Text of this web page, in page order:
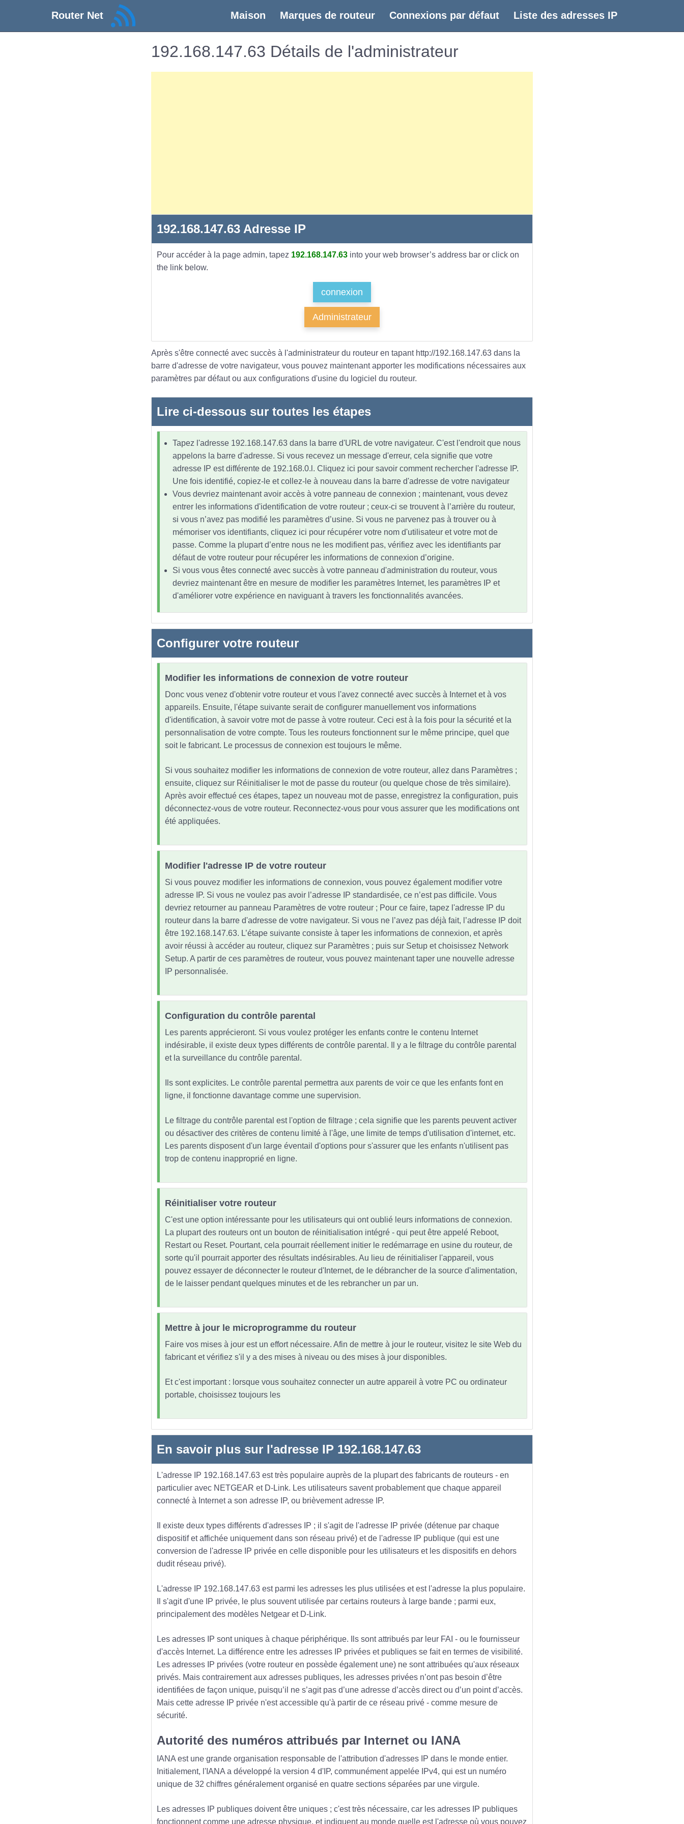
Router Net Maison (current)
Marques de routeur Connexions par défaut Liste des adresses IP
192.168.147.63 Détails de l'administrateur
192.168.147.63 Adresse IP
Pour accéder à la page admin, tapez 192.168.147.63 into your web browser’s address bar or click on
the link below.
connexion
Administrateur
Après s'être connecté avec succès à l'administrateur du routeur en tapant http://192.168.147.63 dans la
barre d'adresse de votre navigateur, vous pouvez maintenant apporter les modifications nécessaires aux
paramètres par défaut ou aux configurations d'usine du logiciel du routeur.
Lire ci-dessous sur toutes les étapes
Tapez l'adresse 192.168.147.63 dans la barre d'URL de votre navigateur. C'est l'endroit que nous
appelons la barre d'adresse. Si vous recevez un message d'erreur, cela signifie que votre
adresse IP est différente de 192.168.0.l. Cliquez ici pour savoir comment rechercher l'adresse IP.
Une fois identifié, copiez-le et collez-le à nouveau dans la barre d'adresse de votre navigateur
Vous devriez maintenant avoir accès à votre panneau de connexion ; maintenant, vous devez
entrer les informations d'identification de votre routeur ; ceux-ci se trouvent à l’arrière du routeur,
si vous n’avez pas modifié les paramètres d’usine. Si vous ne parvenez pas à trouver ou à
mémoriser vos identifiants, cliquez ici pour récupérer votre nom d'utilisateur et votre mot de
passe. Comme la plupart d’entre nous ne les modifient pas, vérifiez avec les identifiants par
défaut de votre routeur pour récupérer les informations de connexion d’origine.
Si vous vous êtes connecté avec succès à votre panneau d'administration du routeur, vous
devriez maintenant être en mesure de modifier les paramètres Internet, les paramètres IP et
d'améliorer votre expérience en naviguant à travers les fonctionnalités avancées.
Configurer votre routeur
Modifier les informations de connexion de votre routeur
Donc vous venez d'obtenir votre routeur et vous l'avez connecté avec succès à Internet et à vos
appareils. Ensuite, l'étape suivante serait de configurer manuellement vos informations
d'identification, à savoir votre mot de passe à votre routeur. Ceci est à la fois pour la sécurité et la
personnalisation de votre compte. Tous les routeurs fonctionnent sur le même principe, quel que
soit le fabricant. Le processus de connexion est toujours le même.
Si vous souhaitez modifier les informations de connexion de votre routeur, allez dans Paramètres ;
ensuite, cliquez sur Réinitialiser le mot de passe du routeur (ou quelque chose de très similaire).
Après avoir effectué ces étapes, tapez un nouveau mot de passe, enregistrez la configuration, puis
déconnectez-vous de votre routeur. Reconnectez-vous pour vous assurer que les modifications ont
été appliquées.
Modifier l'adresse IP de votre routeur
Si vous pouvez modifier les informations de connexion, vous pouvez également modifier votre
adresse IP. Si vous ne voulez pas avoir l’adresse IP standardisée, ce n’est pas difficile. Vous
devriez retourner au panneau Paramètres de votre routeur ; Pour ce faire, tapez l'adresse IP du
routeur dans la barre d'adresse de votre navigateur. Si vous ne l’avez pas déjà fait, l’adresse IP doit
être 192.168.147.63. L’étape suivante consiste à taper les informations de connexion, et après
avoir réussi à accéder au routeur, cliquez sur Paramètres ; puis sur Setup et choisissez Network
Setup. A partir de ces paramètres de routeur, vous pouvez maintenant taper une nouvelle adresse
IP personnalisée.
Configuration du contrôle parental
Les parents apprécieront. Si vous voulez protéger les enfants contre le contenu Internet
indésirable, il existe deux types différents de contrôle parental. Il y a le filtrage du contrôle parental
et la surveillance du contrôle parental.
Ils sont explicites. Le contrôle parental permettra aux parents de voir ce que les enfants font en
ligne, il fonctionne davantage comme une supervision.
Le filtrage du contrôle parental est l'option de filtrage ; cela signifie que les parents peuvent activer
ou désactiver des critères de contenu limité à l'âge, une limite de temps d'utilisation d'internet, etc.
Les parents disposent d'un large éventail d'options pour s'assurer que les enfants n'utilisent pas
trop de contenu inapproprié en ligne.
Réinitialiser votre routeur
C'est une option intéressante pour les utilisateurs qui ont oublié leurs informations de connexion.
La plupart des routeurs ont un bouton de réinitialisation intégré - qui peut être appelé Reboot,
Restart ou Reset. Pourtant, cela pourrait réellement initier le redémarrage en usine du routeur, de
sorte qu'il pourrait apporter des résultats indésirables. Au lieu de réinitialiser l'appareil, vous
pouvez essayer de déconnecter le routeur d'Internet, de le débrancher de la source d'alimentation,
de le laisser pendant quelques minutes et de les rebrancher un par un.
Mettre à jour le microprogramme du routeur
Faire vos mises à jour est un effort nécessaire. Afin de mettre à jour le routeur, visitez le site Web du
fabricant et vérifiez s'il y a des mises à niveau ou des mises à jour disponibles.
Et c'est important : lorsque vous souhaitez connecter un autre appareil à votre PC ou ordinateur
portable, choisissez toujours les
En savoir plus sur l'adresse IP 192.168.147.63
L'adresse IP 192.168.147.63 est très populaire auprès de la plupart des fabricants de routeurs - en
particulier avec NETGEAR et D-Link. Les utilisateurs savent probablement que chaque appareil
connecté à Internet a son adresse IP, ou brièvement adresse IP.
Il existe deux types différents d'adresses IP ; il s'agit de l'adresse IP privée (détenue par chaque
dispositif et affichée uniquement dans son réseau privé) et de l'adresse IP publique (qui est une
conversion de l'adresse IP privée en celle disponible pour les utilisateurs et les dispositifs en dehors
dudit réseau privé).
L'adresse IP 192.168.147.63 est parmi les adresses les plus utilisées et est l'adresse la plus populaire.
Il s'agit d'une IP privée, le plus souvent utilisée par certains routeurs à large bande ; parmi eux,
principalement des modèles Netgear et D-Link.
Les adresses IP sont uniques à chaque périphérique. Ils sont attribués par leur FAI - ou le fournisseur
d'accès Internet. La différence entre les adresses IP privées et publiques se fait en termes de visibilité.
Les adresses IP privées (votre routeur en possède également une) ne sont attribuées qu'aux réseaux
privés. Mais contrairement aux adresses publiques, les adresses privées n’ont pas besoin d’être
identifiées de façon unique, puisqu’il ne s’agit pas d’une adresse d’accès direct ou d’un point d’accès.
Mais cette adresse IP privée n'est accessible qu'à partir de ce réseau privé - comme mesure de
sécurité.
Autorité des numéros attribués par Internet ou IANA
IANA est une grande organisation responsable de l'attribution d'adresses IP dans le monde entier.
Initialement, l'IANA a développé la version 4 d'IP, communément appelée IPv4, qui est un numéro
unique de 32 chiffres généralement organisé en quatre sections séparées par une virgule.
Les adresses IP publiques doivent être uniques ; c'est très nécessaire, car les adresses IP publiques
fonctionnent comme une adresse physique, et indiquent au monde quelle est l'adresse où vous pouvez